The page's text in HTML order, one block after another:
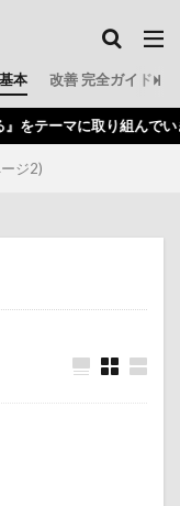
本 改善 完全ガイド
ーマに取り組んでいきま
ジ2)